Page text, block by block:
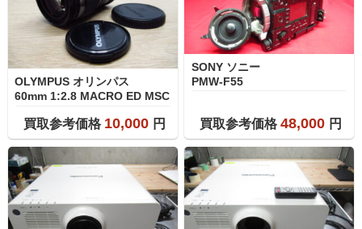
OLYMPUS オリンパス
60mm 1:2.8 MACRO ED MSC
買取参考価格 10,000 円
SONY ソニー
PMW-F55
買取参考価格 48,000 円